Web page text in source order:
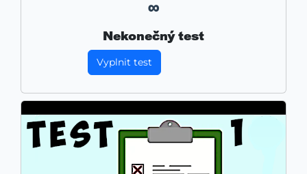
∞
Nekonečný test
Vyplnit test